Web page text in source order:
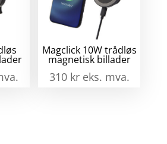
Magclick 10W trådløs
magnetisk billader
310 kr eks. mva.